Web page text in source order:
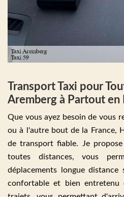
Transport Taxi pour
Aremberg à Partout en
Que vous ayez besoin de vous
ou à l'autre bout de la France,
de transport fiable. Je
toutes distances, vous
déplacements longue distance
confortable et bien